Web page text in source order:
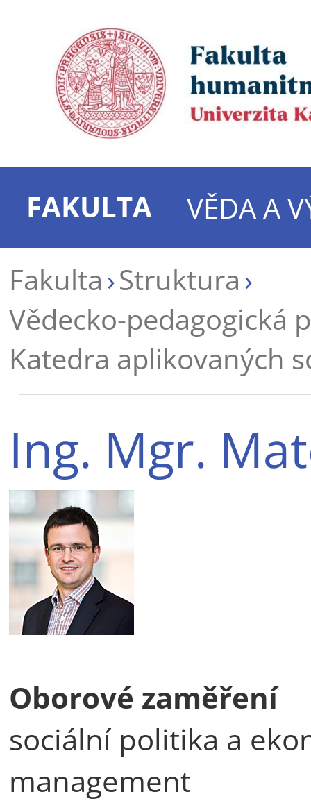
FAKULTA
VĚDA A
Fakulta Struktura
Vědecko-pedagogická
Katedra aplikovaných
Ing. Mgr.
Oborové zaměření
sociální politika a
management